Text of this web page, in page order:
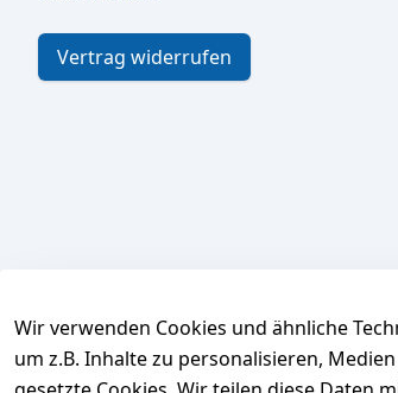
Wir verwenden Cookies und ähnliche
um z.B. Inhalte zu personalisieren,
Vertrag widerrufen